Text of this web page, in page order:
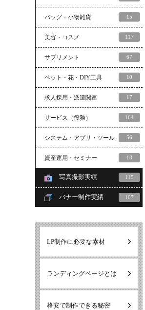
バッグ・小物雑貨 15
美容・コスメ 117
サプリメント 67
ペット・花・DIY工具 10
求人採用・派遣関連 17
サービス（役務） 164
システム・アプリ・ツール 56
資産運用・セミナー 18
写真撮影実績 115
バナー制作実績 107
LP制作に必要な素材
ランディングページとは
格安で制作できる秘密